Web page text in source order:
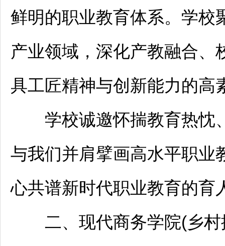
鲜明的职业教育体系。学校
产业领域，深化产教融合、
具工匠精神与创新能力的高
学校诚邀怀揣教育热忱
与我们并肩擘画高水平职业
心共谱新时代职业教育的育
二、现代商务学院(乡村